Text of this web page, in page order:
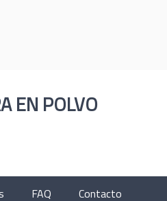
EN POLVO
FAQ Contacto